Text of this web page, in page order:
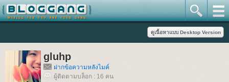
gluhp
ฝากข้อความหลังไมค์
ผู้ติดตามบล็อก : 16 คน